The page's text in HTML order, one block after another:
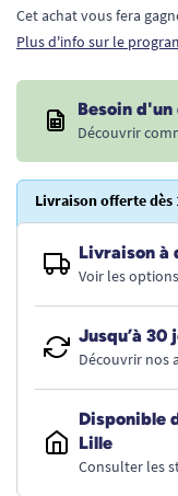
Cet achat vous fera
Plus d'info sur le
Besoin d'un
Découvrir
Livraison offerte dès
Livraison à
Voir les
Jusqu’à 30
Découvrir nos
Disponible
Lille
Consulter les